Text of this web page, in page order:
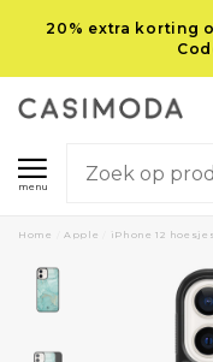
20% extra korting
menu
Home Apple iPhone 12